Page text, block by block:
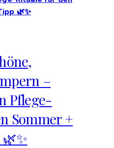
–
Pflege-
Sommer +